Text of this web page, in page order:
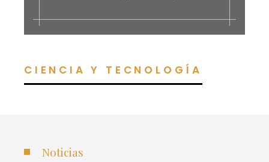
CIENCIA Y TECNOLOGÍA
Noticias